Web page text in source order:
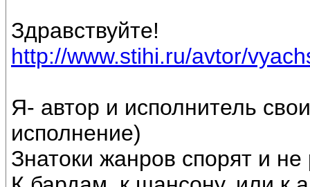
Здравствуйте!
http://www.stihi.ru/avtor/
Я- автор и исполнитель
исполнение)
Знатоки жанров спорят и